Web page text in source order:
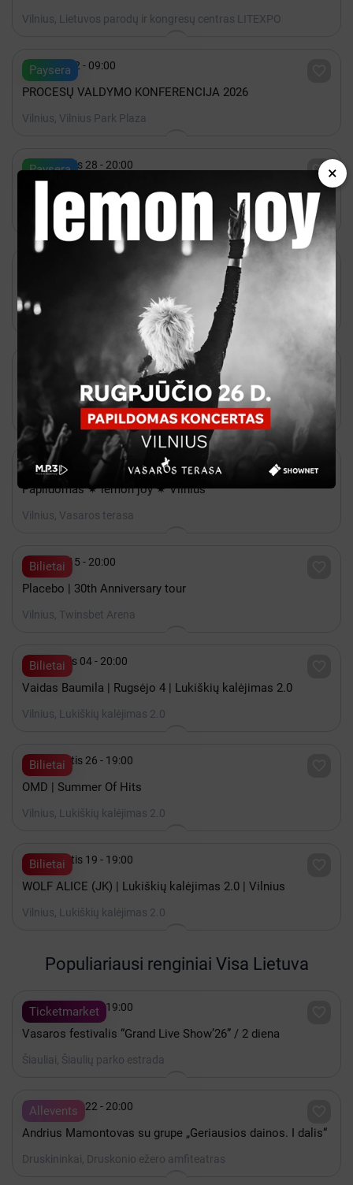
Vilnius, Lietuvos parodų ir kongresų centras LITEXPO
Paysera
 Spalis 22 - 09:00
PROCESŲ VALDYMO KONFERENCIJA 2026
Vilnius, Vilnius Park Plaza
Paysera 
 Rugpjūtis 28 - 20:00
Backyard Presents: Rico Ace
Vilnius, Kablys + Kultūra

Vilnius, Lukiškių kalėjimas 2.0
Rugpjūtis 20 - 20:00
Natalija Bunkė Vasaros terasa
Vilnius, Vasaros terasa
Shownet 
Rugpjūtis 26 - 20:00
Papildomas ✷ lemon joy ✷ Vilnius
Vilnius, Vasaros terasa
Bilietai
 Spalis 15 - 20:00
Placebo | 30th Anniversary tour
Vilnius, Twinsbet Arena
Bilietai
 Rugsėjis 04 - 20:00
Vaidas Baumila | Rugsėjo 4 | Lukiškių kalėjimas 2.0
Vilnius, Lukiškių kalėjimas 2.0
Bilietai
 Rugpjūtis 26 - 19:00
OMD | Summer Of Hits
Vilnius, Lukiškių kalėjimas 2.0
Bilietai
 Rugpjūtis 19 - 19:00
WOLF ALICE (JK) | Lukiškių kalėjimas 2.0 | Vilnius
Vilnius, Lukiškių kalėjimas 2.0
Populiariausi renginiai Visa Lietuva
Ticketmarket
 Rugpjūtis 08 - 19:00
Vasaros festivalis “Grand Live Show’26” / 2 diena
Šiauliai, Šiaulių parko estrada
Allevents
 Rugpjūtis 22 - 20:00
Andrius Mamontovas su grupe „Geriausios dainos. I dalis“
Druskininkai, Druskonio ežero amfiteatras
×